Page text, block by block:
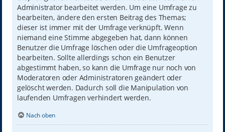
Administrator bearbeitet werden. Um eine Umfrage zu
bearbeiten, ändere den ersten Beitrag des Themas;
dieser ist immer mit der Umfrage verknüpft. Wenn
niemand eine Stimme abgegeben hat, dann können
Benutzer die Umfrage löschen oder die Umfrageoption
bearbeiten. Sollte allerdings schon ein Benutzer
abgestimmt haben, so kann die Umfrage nur noch von
Moderatoren oder Administratoren geändert oder
gelöscht werden. Dadurch soll die Manipulation von
laufenden Umfragen verhindert werden.
Nach oben